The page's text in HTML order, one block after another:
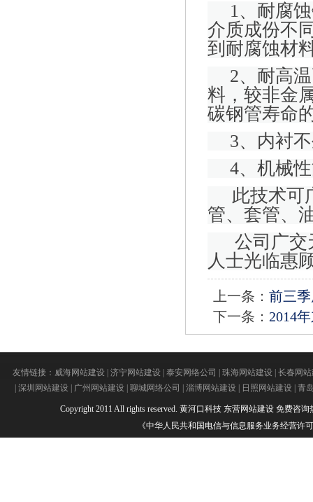
1、耐腐
介质成份不
到耐腐蚀材
2、耐高
料，较非金
碳钢管寿命
3、内衬
4、机械
此技术可
管、套管、
公司广交
人士光临惠
上一条： 前三
下一条： 2014
友情链接： 威海网站建设| 济宁网站建设| 泰安网络公司 珠海网站建设| 长春网
深圳网站建设| 广州网站建设| 聊城网络公司 淄博网站建设| 日照网站建设| 青
Copyright 2011 All rights reserved. 黄河口科技 东营网站建设 免费咨询
《中华人民共和国电信与信息服务业务经营许